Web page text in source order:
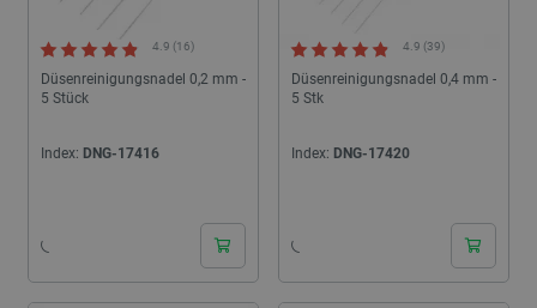
Düsenreinigungsnadel 0,2 mm -
5 Stück
4.9 (16)
Index: DNG-17416
Düsenreinigungsnadel 0,4 mm -
5 Stk
4.9 (39)
Index: DNG-17420